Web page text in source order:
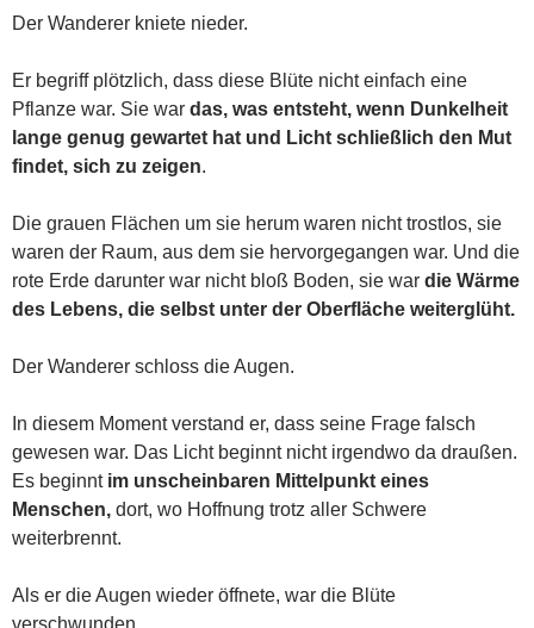
Der Wanderer kniete nieder.
Er begriff plötzlich, dass diese Blüte nicht einfach eine
Pflanze war. Sie war das, was entsteht, wenn Dunkelheit
lange genug gewartet hat und Licht schließlich den Mut
findet, sich zu zeigen.
Die grauen Flächen um sie herum waren nicht trostlos, sie
waren der Raum, aus dem sie hervorgegangen war. Und die
rote Erde darunter war nicht bloß Boden, sie war die Wärme
des Lebens, die selbst unter der Oberfläche weiterglüht.
Der Wanderer schloss die Augen.
In diesem Moment verstand er, dass seine Frage falsch
gewesen war. Das Licht beginnt nicht irgendwo da draußen.
Es beginnt im unscheinbaren Mittelpunkt eines
Menschen, dort, wo Hoffnung trotz aller Schwere
weiterbrennt.
Als er die Augen wieder öffnete, war die Blüte
verschwunden.